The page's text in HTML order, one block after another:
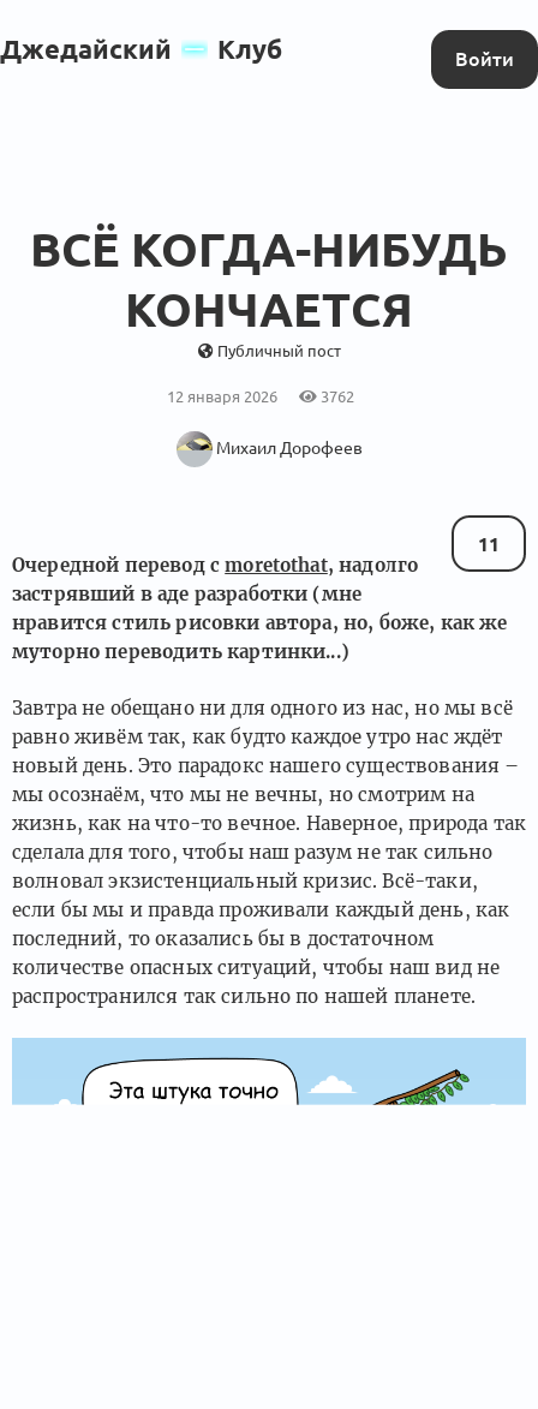
Джедайский Клуб Войти
ВСЁ КОГДА-НИБУДЬ
КОНЧАЕТСЯ
Публичный пост
12 января 2026 3762
Михаил Дорофеев
11
Очередной перевод сmoretothat, надолго
застрявший в аде разработки (мне
нравится стиль рисовки автора, но, боже, как же
муторно переводить картинки...)
Завтра не обещано ни для одного из нас, но мы всё
равно живём так, как будто каждое утро нас ждёт
новый день. Это парадокс нашего существования –
мы осознаём, что мы не вечны, но смотрим на
жизнь, как на что-то вечное. Наверное, природа так
сделала для того, чтобы наш разум не так сильно
волновал экзистенциальный кризис. Всё-таки,
если бы мы и правда проживали каждый день, как
последний, то оказались бы в достаточном
количестве опасных ситуаций, чтобы наш вид не
распространился так сильно по нашей планете.